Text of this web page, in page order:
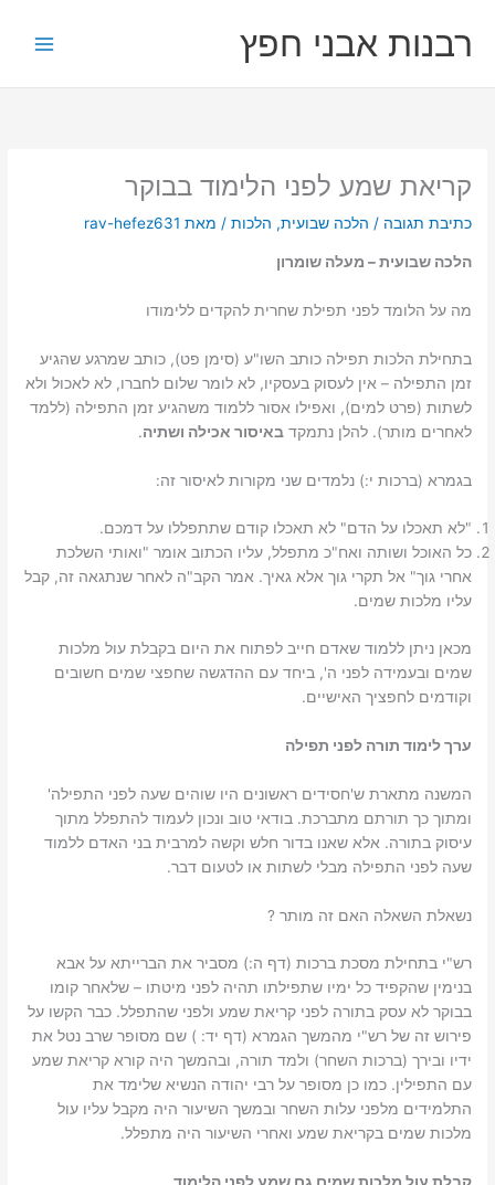
לתוכןרבנות אבני חפץ
קריאת שמע לפני הלימוד בבוקר
כתיבת תגובה / הלכה שבועית, הלכות / מאת rav-hefez631
הלכה שבועית – מעלה שומרון
מה על הלומד לפני תפילת שחרית להקדים ללימודו
בתחילת הלכות תפילה כותב השו"ע (סימן פט), כותב שמרגע שהגיע
זמן התפילה – אין לעסוק בעסקיו, לא לומר שלום לחברו, לא לאכול ולא
לשתות (פרט למים), ואפילו אסור ללמוד משהגיע זמן התפילה (ללמד
לאחרים מותר). להלן נתמקדבאיסור אכילה ושתיה.
בגמרא (ברכות י:) נלמדים שני מקורות לאיסור זה:
"לא תאכלו על הדם" לא תאכלו קודם שתתפללו על דמכם.
כל האוכל ושותה ואח"כ מתפלל, עליו הכתוב אומר "ואותי השלכת
אחרי גוך" אל תקרי גוך אלא גאיך. אמר הקב"ה לאחר שנתגאה זה, קבל
עליו מלכות שמים.
מכאן ניתן ללמוד שאדם חייב לפתוח את היום בקבלת עול מלכות
שמים ובעמידה לפני ה', ביחד עם ההדגשה שחפצי שמים חשובים
וקודמים לחפציך האישיים.
ערך לימוד תורה לפני תפילה
המשנה מתארת ש'חסידים ראשונים היו שוהים שעה לפני התפילה'
ומתוך כך תורתם מתברכת. בודאי טוב ונכון לעמוד להתפלל מתוך
עיסוק בתורה. אלא שאנו בדור חלש וקשה למרבית בני האדם ללמוד
שעה לפני התפילה מבלי לשתות או לטעום דבר.
נשאלת השאלה האם זה מותר ?
רש"י בתחילת מסכת ברכות (דף ה:) מסביר את הברייתא על אבא
בנימין שהקפיד כל ימיו שתפילתו תהיה לפני מיטתו – שלאחר קומו
בבוקר לא עסק בתורה לפני קריאת שמע ולפני שהתפלל. כבר הקשו על
פירוש זה של רש"י מהמשך הגמרא (דף יד: ) שם מסופר שרב נטל את
ידיו ובירך (ברכות השחר) ולמד תורה, ובהמשך היה קורא קריאת שמע
עם התפילין. כמו כן מסופר על רבי יהודה הנשיא שלימד את
התלמידים מלפני עלות השחר ובמשך השיעור היה מקבל עליו עול
מלכות שמים בקריאת שמע ואחרי השיעור היה מתפלל.